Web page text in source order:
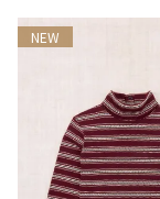
NEW